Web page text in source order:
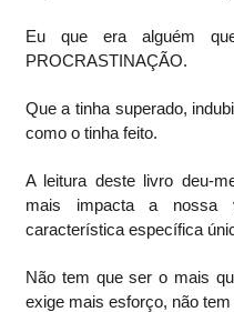
Eu que era alguém
PROCRASTINAÇÃO.
Que a tinha superado,
como o tinha feito.
A leitura deste livro deu-
mais impacta a
característica específica
Não tem que ser o mais
exige mais esforço, não